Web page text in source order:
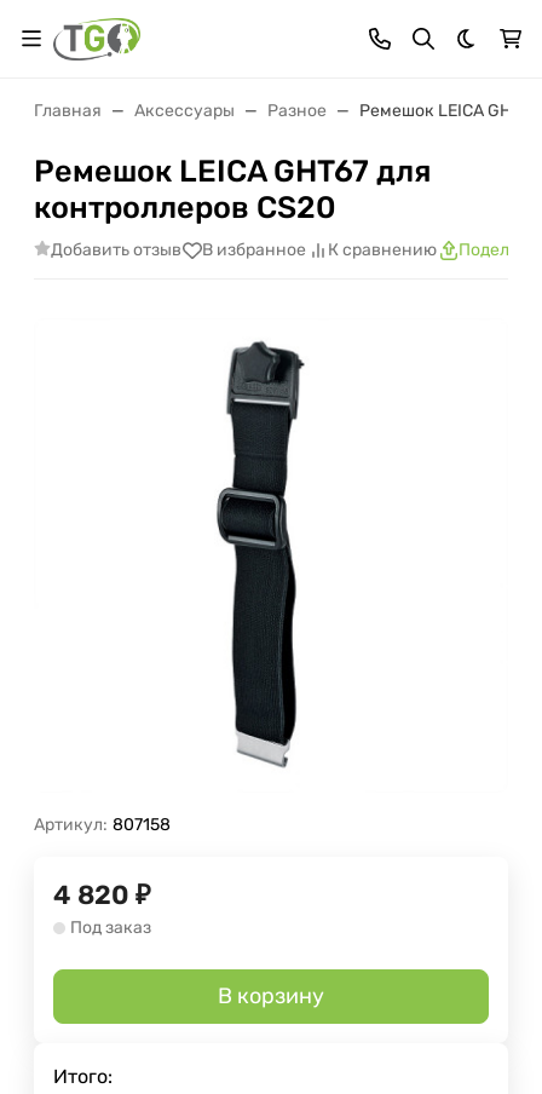
Темная
Главная Аксессуары Разное Ремешок LEICA
Ремешок LEICA GHT67 для
контроллеров CS20
Добавить отзыв В избранное К сравнению
Артикул: 807158
4 820 ₽
Под заказ
В корзину
Итого: